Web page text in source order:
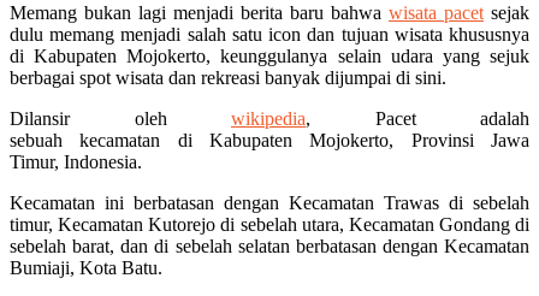
Memang bukan lagi menjadi berita baru bahwa wisata pacet sejak
dulu memang menjadi salah satu icon dan tujuan wisata khususnya
di Kabupaten Mojokerto, keunggulanya selain udara yang sejuk
berbagai spot wisata dan rekreasi banyak dijumpai di sini.
Dilansir oleh wikipedia, Pacet adalah
sebuah kecamatan di Kabupaten Mojokerto, Provinsi Jawa
Timur, Indonesia.
Kecamatan ini berbatasan dengan Kecamatan Trawas di sebelah
timur, Kecamatan Kutorejo di sebelah utara, Kecamatan Gondang di
sebelah barat, dan di sebelah selatan berbatasan dengan Kecamatan
Bumiaji, Kota Batu.